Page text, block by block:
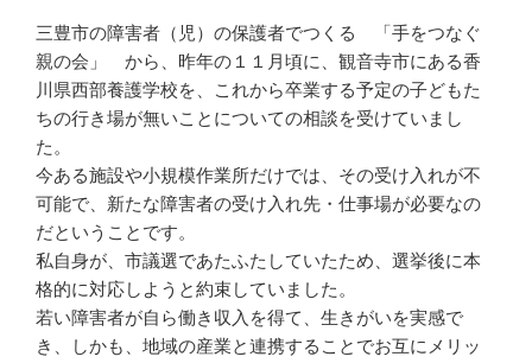
三豊市の障害者（児）の保護者でつくる 「手をつなぐ
親の会」 から、昨年の１１月頃に、観音寺市にある香
川県西部養護学校を、これから卒業する予定の子どもた
ちの行き場が無いことについての相談を受けていまし
た。
今ある施設や小規模作業所だけでは、その受け入れが不
可能で、新たな障害者の受け入れ先・仕事場が必要なの
だということです。
私自身が、市議選であたふたしていたため、選挙後に本
格的に対応しようと約束していました。
若い障害者が自ら働き収入を得て、生きがいを実感で
き、しかも、地域の産業と連携することでお互にメリッ